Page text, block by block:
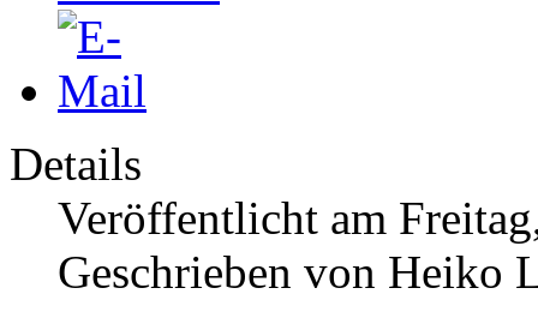
Details
Veröffentlicht am
Geschrieben von Heiko